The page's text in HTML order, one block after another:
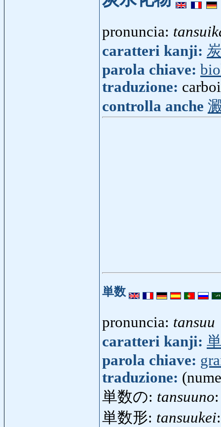
pronuncia:
caratteri kanji:
parola chiave:
traduzione:
controlla anche
単数
pronuncia: tansuu
caratteri kanji:
parola chiave:
traduzione:
単数の: tansuuno
単数形: tansuukei